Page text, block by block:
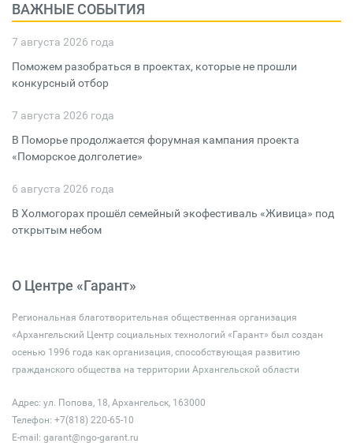
ВАЖНЫЕ СОБЫТИЯ
7 августа 2026 года
Поможем разобраться в проектах, которые не прошли
конкурсный отбор
7 августа 2026 года
В Поморье продолжается форумная кампания проекта
«Поморское долголетие»
6 августа 2026 года
В Холмогорах прошёл семейный экофестиваль «Живица» под
открытым небом
О Центре «Гарант»
Региональная благотворительная общественная организация
«Архангельский Центр социальных технологий «Гарант» был создан
осенью 1996 года как организация, способствующая развитию
гражданского общества на территории Архангельской области
Адрес: ул. Попова, 18, Архангельск, 163000
Телефон: +7(818) 220-65-10
E-mail: garant@ngo-garant.ru